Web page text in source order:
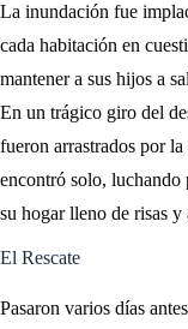
La inundación fue
cada habitación en
mantener a sus hijos a
En un trágico giro del
fueron arrastrados por
encontró solo, luchando
su hogar lleno de risas y
El Rescate
Pasaron varios días